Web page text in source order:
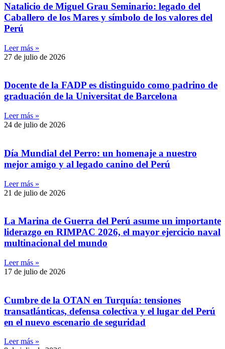
Natalicio de Miguel Grau Seminario: legado del
Caballero de los Mares y símbolo de los valores del
Perú
Leer más »
27 de julio de 2026
Docente de la FADP es distinguido como padrino de
graduación de la Universitat de Barcelona
Leer más »
24 de julio de 2026
Día Mundial del Perro: un homenaje a nuestro
mejor amigo y al legado canino del Perú
Leer más »
21 de julio de 2026
La Marina de Guerra del Perú asume un importante
liderazgo en RIMPAC 2026, el mayor ejercicio naval
multinacional del mundo
Leer más »
17 de julio de 2026
Cumbre de la OTAN en Turquía: tensiones
transatlánticas, defensa colectiva y el lugar del Perú
en el nuevo escenario de seguridad
Leer más »